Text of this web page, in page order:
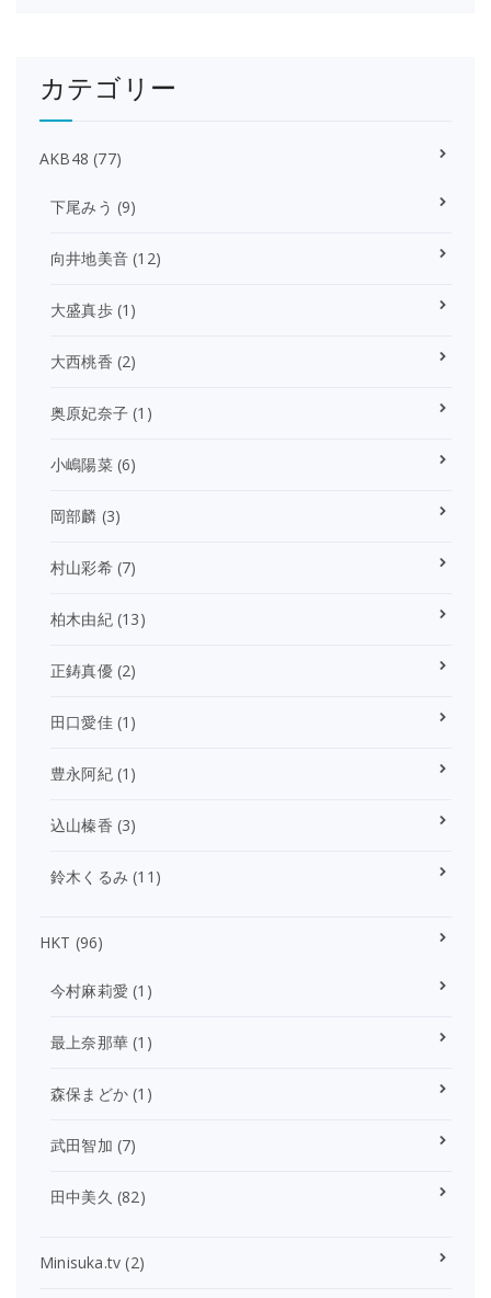
カテゴリー
AKB48 (77)
下尾みう (9)
向井地美音 (12)
大盛真歩(1)
大西桃香 (2)
奥原妃奈子 (1)
小嶋陽菜(6)
岡部麟 (3)
村山彩希(7)
柏木由紀(13)
正鋳真優(2)
田口愛佳(1)
豊永阿紀(1)
込山榛香 (3)
鈴木くるみ (11)
HKT (96)
今村麻莉愛 (1)
最上奈那華 (1)
森保まどか (1)
武田智加 (7)
田中美久 (82)
Minisuka.tv (2)